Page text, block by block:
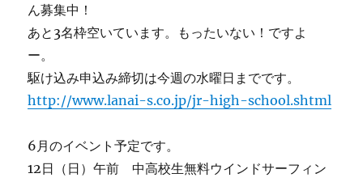
ん募集中！
あと3名枠空いています。もったいない！ですよ
ー。
駆け込み申込み締切は今週の水曜日までです。
http://www.lanai-s.co.jp/jr-high-school.shtml
6月のイベント予定です。
12日（日）午前 中高校生無料ウインドサーフィン